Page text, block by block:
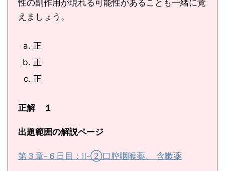
性の副作用が現れる可能性があることも一緒に覚
えましょう。
正
正
正
正解 １
出題範囲の解説ページ
第３章-６日目：Ⅱ-②口腔咽喉薬、 含嗽薬